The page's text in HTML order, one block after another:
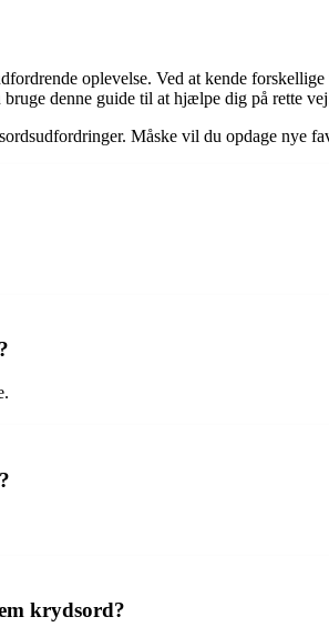
oplevelse. Ved at kende
denne guide til at hjælpe dig på rette
Måske vil du opdage nye
krydsord?